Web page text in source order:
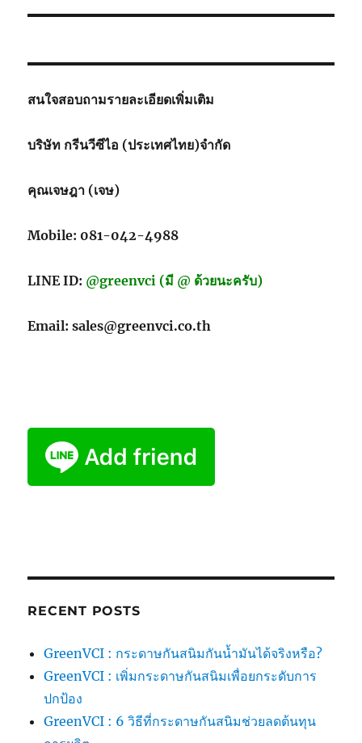
สนใจสอบถามรายละเอียดเพิ่มเติม
บริษัท กรีนวีซีไอ (ประเทศไทย)จำกัด
คุณเจษฎา (เจษ)
Mobile: 081-042-4988
LINE ID: @greenvci (มี @ ด้วยนะครับ)
Email: sales@greenvci.co.th
RECENT POSTS
GreenVCI : กระดาษกันสนิมกันน้ำมันได้จริงหรือ?
GreenVCI : เพิ่มกระดาษกันสนิมเพื่อยกระดับการ
ปกป้อง
GreenVCI : 6 วิธีที่กระดาษกันสนิมช่วยลดต้นทุน